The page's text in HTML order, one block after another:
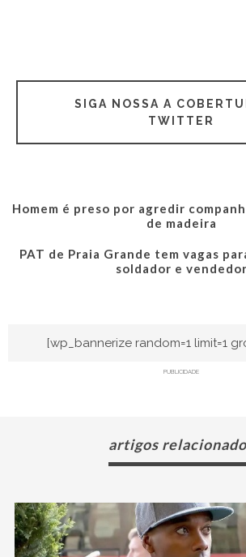
SIGA NOSSA A
TWITTER
Homem é preso por agredir
de madeira
PAT de Praia Grande tem vagas
soldador e vendedor
[wp_bannerize random=1 limit=1
PUBLICIDADE
artigos